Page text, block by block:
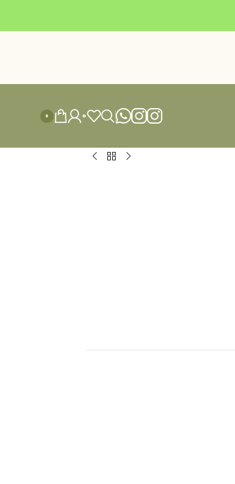
0
0